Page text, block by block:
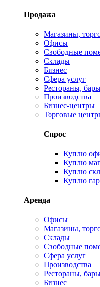
Продажа
Магазины,
Офисы
Свободные
Склады
Бизнес
Сфера услуг
Рестораны,
Производства
Бизнес-центры
Торговые
Спрос
Куплю
Куплю
Куплю
Куплю
Аренда
Офисы
Магазины,
Склады
Свободные
Сфера услуг
Производства
Рестораны,
Бизнес